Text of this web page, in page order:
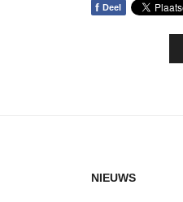
f Deel
NIEUWS